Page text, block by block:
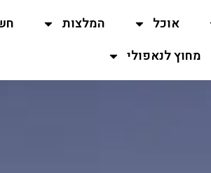
אוכל המלצות
מחוץ לנאפולי